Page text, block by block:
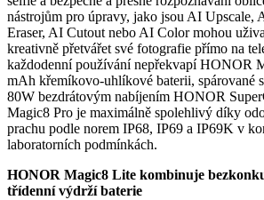
nástrojům pro úpravy, jako jsou AI Upscale,
Eraser, AI Cutout nebo AI Color mohou
kreativně přetvářet své fotografie přímo na
každodenní používání nepřekvapí HONOR
mAh křemíkovo-uhlíkové baterii, spárované
80W bezdrátovým nabíjením HONOR
Magic8 Pro je maximálně spolehlivý díky
prachu podle norem IP68, IP69 a IP69K v
laboratorních podmínkách.
HONOR Magic8 Lite kombinuje
třídenní výdrží baterie